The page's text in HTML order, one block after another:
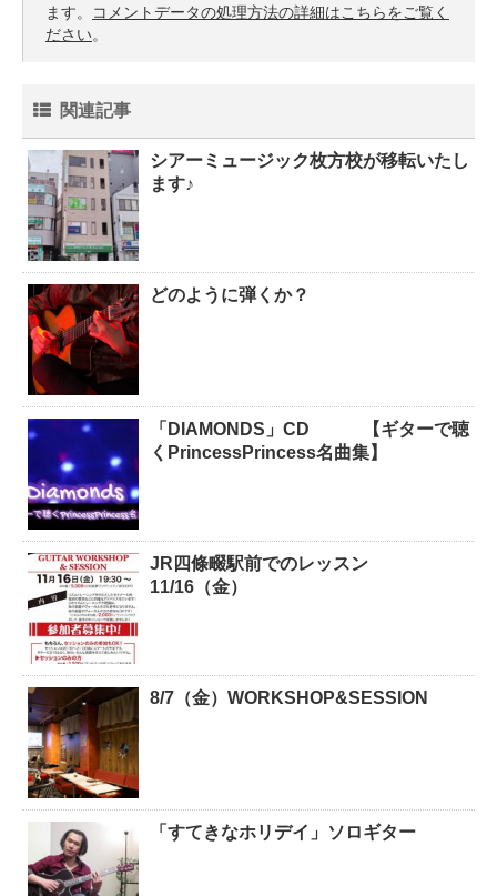
ます。
コメントデータの処理方法の詳細はこちらをご覧く
ださい。
関連記事
シアーミュージック枚方校が移転いたし
ます♪
どのように弾くか？
「DIAMONDS」CD 【ギターで聴
くPrincessPrincess名曲集】
JR四條畷駅前でのレッスン
11/16（金）
8/7（金）WORKSHOP&SESSION
「すてきなホリデイ」ソロギター